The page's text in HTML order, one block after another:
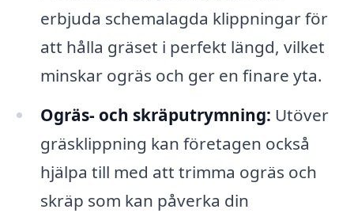
erbjuda schemalagda klippningar för
att hålla gräset i perfekt längd, vilket
minskar ogräs och ger en finare yta.
Ogräs- och skräputrymning: Utöver
gräsklippning kan företagen också
hjälpa till med att trimma ogräs och
skräp som kan påverka din